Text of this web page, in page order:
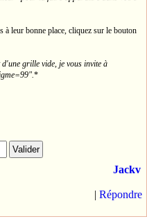
à leur bonne place, cliquez sur le bouton
grille vide, je vous invite à
*
Jackv
| Répondre